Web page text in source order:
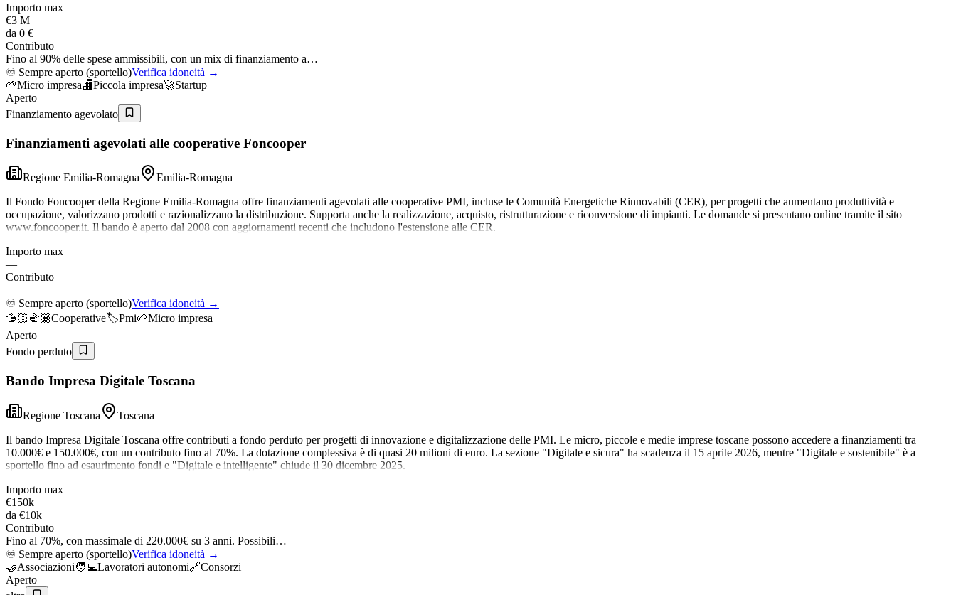
Importo max
€3 M
da 0 €
Contributo
Fino al 90% delle spese ammissibili, con un mix di finanziamento a…
♾️ Sempre aperto (sportello)Verifica idoneità →
🌱Micro impresa🏬Piccola impresa🚀Startup
Aperto
Finanziamento agevolato
Finanziamenti agevolati alle cooperative Foncooper
Regione Emilia-Romagna
Emilia-Romagna
Il Fondo Foncooper della Regione Emilia-Romagna offre finanziamenti agevolati alle cooperative PMI, incluse le Comunità Energetiche Rinnovabili (CER), per progetti che aumentano produttività e
occupazione, valorizzano prodotti e razionalizzano la distribuzione. Supporta anche la realizzazione, acquisto, ristrutturazione e riconversione di impianti. Le domande si presentano online tramite il sito
www.foncooper.it. Il bando è aperto dal 2008 con aggiornamenti recenti che includono l'estensione alle CER.
Importo max
—
Contributo
—
♾️ Sempre aperto (sportello)Verifica idoneità →
🫱🏻‍🫲🏽Cooperative🏷️Pmi🌱Micro impresa
Aperto
Fondo perduto
Bando Impresa Digitale Toscana
Regione Toscana
Toscana
Il bando Impresa Digitale Toscana offre contributi a fondo perduto per progetti di innovazione e digitalizzazione delle PMI. Le micro, piccole e medie imprese toscane possono accedere a finanziamenti tra
10.000€ e 150.000€, con un contributo fino al 70%. La dotazione complessiva è di quasi 20 milioni di euro. La sezione "Digitale e sicura" ha scadenza il 15 aprile 2026, mentre "Digitale e sostenibile" è a
sportello fino ad esaurimento fondi e "Digitale e intelligente" chiude il 30 dicembre 2025.
Importo max
€150k
da €10k
Contributo
Fino al 70%, con massimale di 220.000€ su 3 anni. Possibili…
♾️ Sempre aperto (sportello)Verifica idoneità →
🤝Associazioni🧑‍💻Lavoratori autonomi🔗Consorzi
Aperto